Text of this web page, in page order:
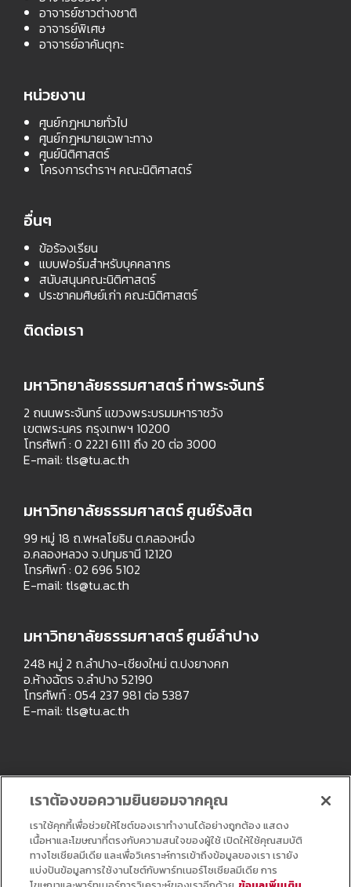
อาจารย์ชาวต่างชาติ
อาจารย์พิเศษ
อาจารย์อาคันตุกะ
หน่วยงาน
ศูนย์กฎหมายทั่วไป
ศูนย์กฎหมายเฉพาะทาง
ศูนย์นิติศาสตร์
โครงการตำราฯ คณะนิติศาสตร์
อื่นๆ
ข้อร้องเรียน
แบบฟอร์มสำหรับบุคคลากร
สนับสนุนคณะนิติศาสตร์
ประชาคมศิษย์เก่า คณะนิติศาสตร์
ติดต่อเรา
มหาวิทยาลัยธรรมศาสตร์ ท่าพระจันทร์
2 ถนนพระจันทร์ แขวงพระบรมมหาราชวัง
เขตพระนคร กรุงเทพฯ 10200
โทรศัพท์ : 0 2221 6111 ถึง 20 ต่อ 3000
E-mail: tls@tu.ac.th
มหาวิทยาลัยธรรมศาสตร์ ศูนย์รังสิต
99 หมู่ 18 ถ.พหลโยธิน ต.คลองหนึ่ง
อ.คลองหลวง จ.ปทุมธานี 12120
โทรศัพท์ : 02 696 5102
E-mail: tls@tu.ac.th
มหาวิทยาลัยธรรมศาสตร์ ศูนย์ลำปาง
248 หมู่ 2 ถ.ลำปาง-เชียงใหม่ ต.ปงยางคก
อ.ห้างฉัตร จ.ลำปาง 52190
โทรศัพท์ : 054 237 981 ต่อ 5387
E-mail: tls@tu.ac.th
เราต้องขอความยินยอมจากคุณ
เราใช้คุกกี้เพื่อช่วยให้ไซต์ของเราทำงานได้อย่างถูกต้อง แสดง
เนื้อหาและโฆษณาที่ตรงกับความสนใจของผู้ใช้ เปิดให้ใช้คุณสมบัติ
ทางโซเชียลมีเดีย และเพื่อวิเคราะห์การเข้าถึงข้อมูลของเรา เรายัง
แบ่งปันข้อมูลการใช้งานไซต์กับพาร์ทเนอร์โซเชียลมีเดีย การ